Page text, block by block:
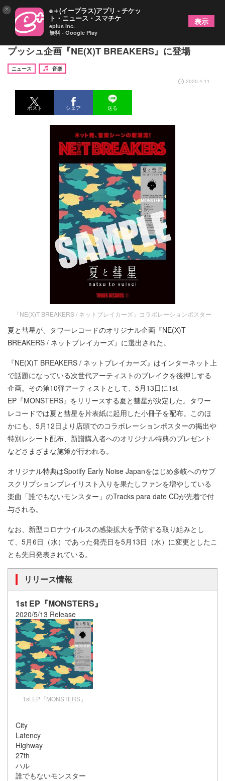
夏と彗星、1st EPがタワレコ次世代アーティストの
プッシュ企画『NE(X)T BREAKERS』に登場
ニュース
音楽
2020.4.11
ポスト シェア 送る
『NE(X)T BREAKERS / ネットブレイカーズ』コラボレーションポスター
夏と彗星が、タワーレコードのオリジナル企画『NE(X)T
BREAKERS / ネットブレイカーズ』に選出された。
『NE(X)T BREAKERS / ネットブレイカーズ』はインターネット上
で話題になっている次世代アーティストのブレイクを後押しする
企画。その第10弾アーティストとして、5月13日に1st
EP『MONSTERS』をリリースする夏と彗星が決定した。タワー
レコードでは夏と彗星を片表紙に起用した小冊子を配布。このほ
かにも、5月12日より店頭でのコラボレーションポスターの掲出や
特別レシート配布、新譜購入者へのオリジナル特典のプレゼント
などさまざまな施策が行われる。
オリジナル特典はSpotify Early Noise Japanをはじめ多岐へのサブ
スクリプションプレイリスト入りを果たしファンを増やしている
楽曲「誰でもないモンスター」のTracks para date CDが先着で付
与される。
なお、新型コロナウイルスの感染拡大を予防する取り組みとし
て、5月6日（水）であった発売日を5月13日（水）に変更としたこ
とも先日発表されている。
リリース情報
1st EP『MONSTERS』
2020/5/13 Release
1st EP『MONSTERS』
City
Latency
Highway
27th
ハル
誰でもないモンスター
× e＋(イープラス)アプリ - チケッ
ト・ニュース・スマチケ
eplus inc.
無料 - Google Play
表示